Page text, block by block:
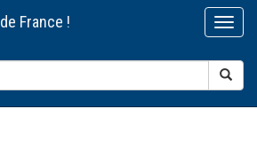
France !